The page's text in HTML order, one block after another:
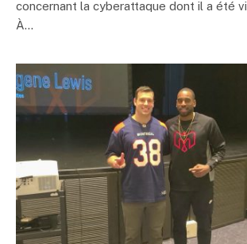
concernant la cyberattaque dont il a été
À…